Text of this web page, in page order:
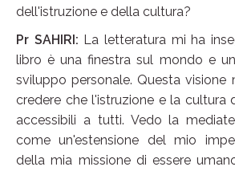
dell'istruzione e della cultura?
Pr SAHIRI: La letteratura mi ha
libro è una finestra sul mondo e
sviluppo personale. Questa
credere che l'istruzione e la cultura
accessibili a tutti. Vedo la
come un'estensione del mio
della mia missione di essere